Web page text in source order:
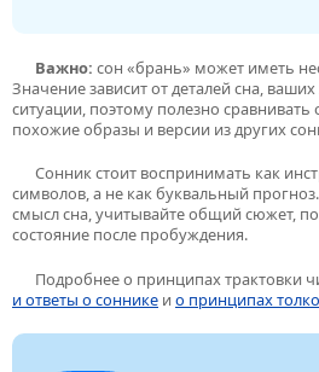
Важно: сон «брань» может иметь
Значение зависит от деталей сна,
ситуации, поэтому полезно сравнивать
похожие образы и версии из других
Сонник стоит воспринимать как
символов, а не как буквальный
смысл сна, учитывайте общий сюжет,
состояние после пробуждения.
Подробнее о принципах трактовки
и ответы о соннике и о принципах